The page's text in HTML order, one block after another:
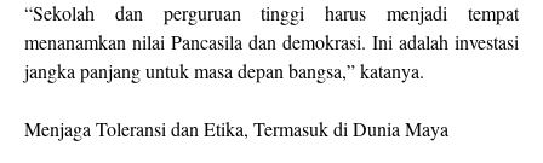
“Sekolah dan perguruan tinggi harus menjadi tempat
menanamkan nilai Pancasila dan demokrasi. Ini adalah investasi
jangka panjang untuk masa depan bangsa,” katanya.
Menjaga Toleransi dan Etika, Termasuk di Dunia Maya